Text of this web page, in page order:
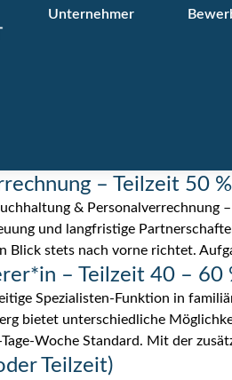
Unternehmer
– Teilzeit 50
&
und langfristige
Blick stets nach vorne richtet.
– Teilzeit 40 – 60
Spezialisten-Funktion in
bietet unterschiedliche
Woche Standard. Mit der
Teilzeit)